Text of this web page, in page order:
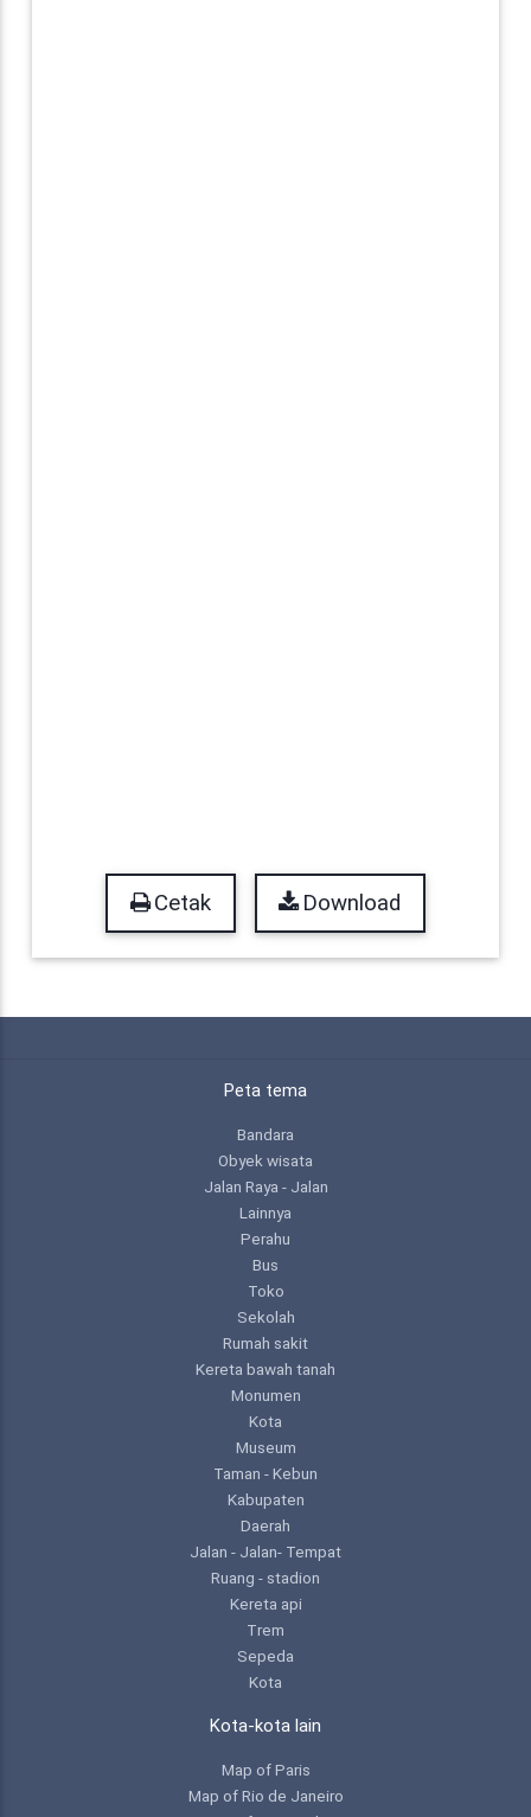
Cetak Download
Peta tema
Bandara
Obyek wisata
Jalan Raya - Jalan
Lainnya
Perahu
Bus
Toko
Sekolah
Rumah sakit
Kereta bawah tanah
Monumen
Kota
Museum
Taman - Kebun
Kabupaten
Daerah
Jalan - Jalan- Tempat
Ruang - stadion
Kereta api
Trem
Sepeda
Kota
Kota-kota lain
Map of Paris
Map of Rio de Janeiro